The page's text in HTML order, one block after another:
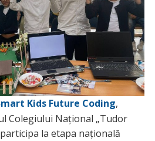
Kids Future Coding,
Colegiului Național „Tudor
la etapa națională